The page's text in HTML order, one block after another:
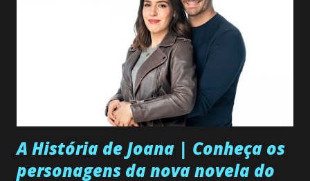
A História de Joana | Conheça os
personagens da nova novela do